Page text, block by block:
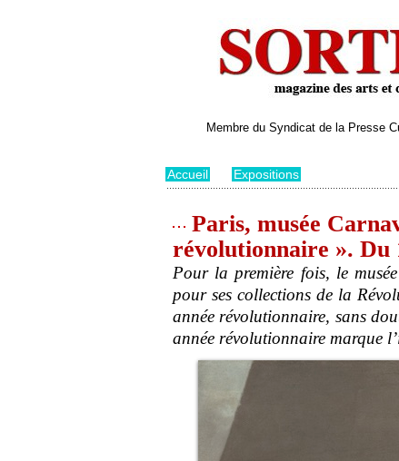
Membre du Syndicat de la Presse
Accueil Expositions
Paris, musée
révolutionnaire ». Du
Pour la première fois, le
pour ses collections de la
année révolutionnaire, sans
année révolutionnaire marque